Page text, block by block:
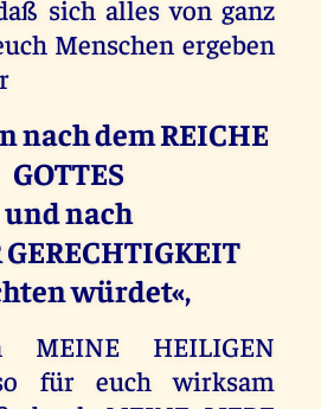
sich alles von ganz
Menschen ergeben
nach dem REICHE
GOTTES
und nach
GERECHTIGKEIT
würdet«,
HEILIGEN
für euch wirksam